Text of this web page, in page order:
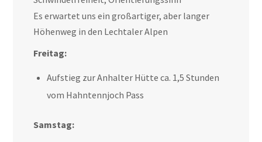
Es erwartet uns ein großartiger, aber langer
Höhenweg in den Lechtaler Alpen
Freitag:
Aufstieg zur Anhalter Hütte ca. 1,5 Stunden
vom Hahntennjoch Pass
Samstag: